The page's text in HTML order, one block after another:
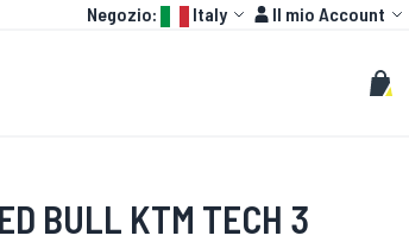
Language:
Negozio: Italy Account
Il mio Account
Cerca
Cerca
BULL KTM TECH 3